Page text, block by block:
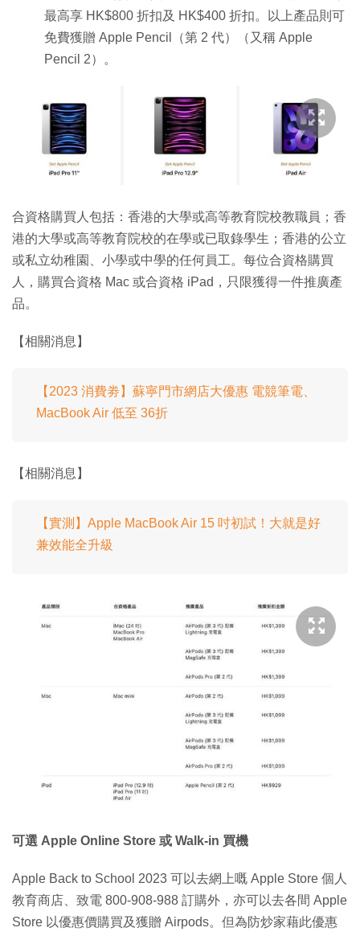
最高享 HK$800 折扣及 HK$400 折扣。以上產品則可
免費獲贈 Apple Pencil（第 2 代）（又稱 Apple
Pencil 2）。
合資格購買人包括：香港的大學或高等教育院校教職員；香
港的大學或高等教育院校的在學或已取錄學生；香港的公立
或私立幼稚園、小學或中學的任何員工。每位合資格購買
人，購買合資格 Mac 或合資格 iPad，只限獲得一件推廣產
品。
【相關消息】
【2023 消費劵】蘇寧門市網店大優惠 電競筆電、
MacBook Air 低至 36折
【相關消息】
【實測】Apple MacBook Air 15 吋初試！大就是好
兼效能全升級
可選 Apple Online Store 或 Walk-in 買機
Apple Back to School 2023 可以去網上嘅 Apple Store 個人
教育商店、致電 800-908-988 訂購外，亦可以去各間 Apple
Store 以優惠價購買及獲贈 Airpods。但為防炒家藉此優惠